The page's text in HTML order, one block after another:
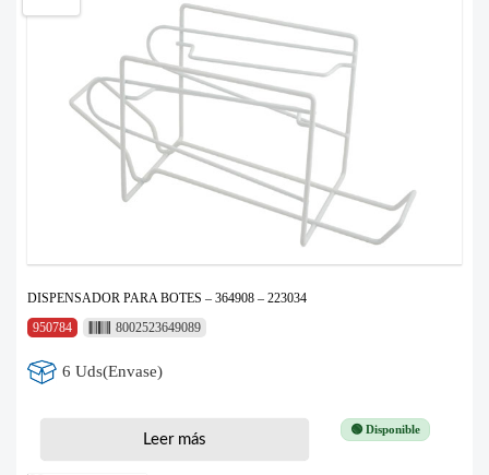
DISPENSADOR PARA BOTES – 364908 – 223034
950784
8002523649089
6 Uds(Envase)
🟢 Disponible
Leer más